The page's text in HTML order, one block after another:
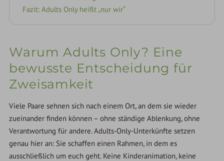
Fazit: Adults Only heißt „nur wir“
Warum Adults Only? Eine
bewusste Entscheidung für
Zweisamkeit
Viele Paare sehnen sich nach einem Ort, an dem sie wieder
zueinander finden können – ohne ständige Ablenkung, ohne
Verantwortung für andere. Adults-Only-Unterkünfte setzen
genau hier an: Sie schaffen einen Rahmen, in dem es
ausschließlich um euch geht. Keine Kinderanimation, keine